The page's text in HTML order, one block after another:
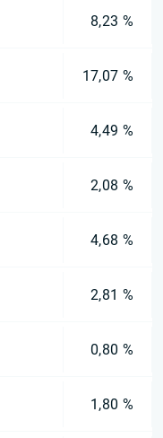
8,23 %
17,07 %
4,49 %
2,08 %
4,68 %
2,81 %
0,80 %
1,80 %